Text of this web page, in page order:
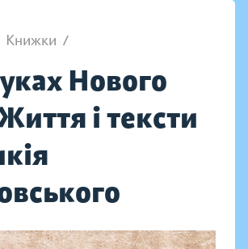
Книжки /
Нового
і тексти